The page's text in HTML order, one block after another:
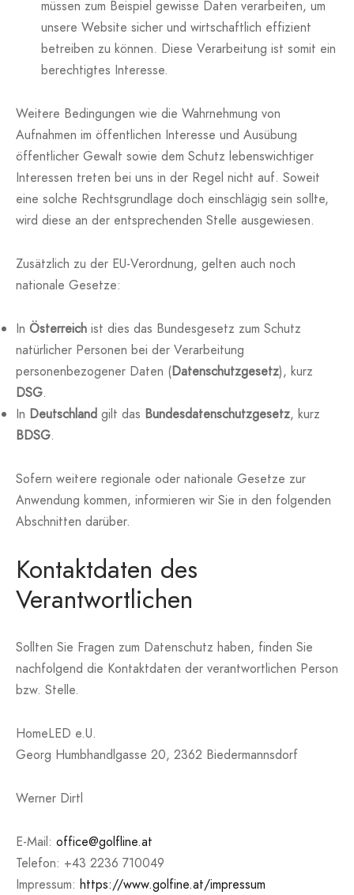
müssen zum Beispiel gewisse Daten verarbeiten, um
unsere Website sicher und wirtschaftlich effizient
betreiben zu können. Diese Verarbeitung ist somit ein
berechtigtes Interesse.
Weitere Bedingungen wie die Wahrnehmung von
Aufnahmen im öffentlichen Interesse und Ausübung
öffentlicher Gewalt sowie dem Schutz lebenswichtiger
Interessen treten bei uns in der Regel nicht auf. Soweit
eine solche Rechtsgrundlage doch einschlägig sein sollte,
wird diese an der entsprechenden Stelle ausgewiesen.
Zusätzlich zu der EU-Verordnung, gelten auch noch
nationale Gesetze:
In Österreich ist dies das Bundesgesetz zum Schutz
natürlicher Personen bei der Verarbeitung
personenbezogener Daten (Datenschutzgesetz), kurz
DSG.
In Deutschland gilt das Bundesdatenschutzgesetz, kurz
BDSG.
Sofern weitere regionale oder nationale Gesetze zur
Anwendung kommen, informieren wir Sie in den folgenden
Abschnitten darüber.
Kontaktdaten des
Verantwortlichen
Sollten Sie Fragen zum Datenschutz haben, finden Sie
nachfolgend die Kontaktdaten der verantwortlichen Person
bzw. Stelle.
HomeLED e.U.
Georg Humbhandlgasse 20, 2362 Biedermannsdorf
Werner Dirtl
E-Mail: office@golfline.at
Telefon: +43 2236 710049
Impressum: https://www.golfine.at/impressum